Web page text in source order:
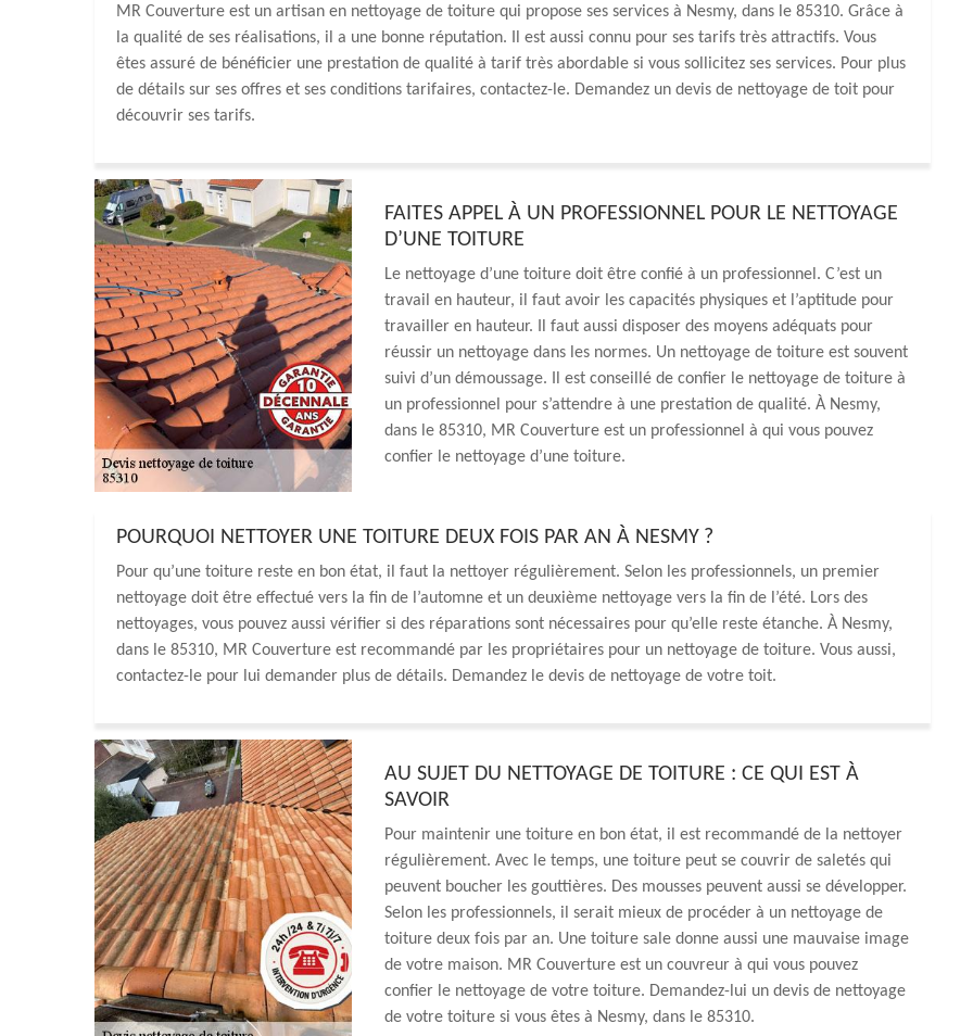
MR Couverture est un artisan en nettoyage de toiture qui propose ses services à Nesmy, dans le 85310. Grâce à
la qualité de ses réalisations, il a une bonne réputation. Il est aussi connu pour ses tarifs très attractifs. Vous
êtes assuré de bénéficier une prestation de qualité à tarif très abordable si vous sollicitez ses services. Pour plus
de détails sur ses offres et ses conditions tarifaires, contactez-le. Demandez un devis de nettoyage de toit pour
découvrir ses tarifs.
FAITES APPEL À UN PROFESSIONNEL POUR LE NETTOYAGE
D’UNE TOITURE
Le nettoyage d’une toiture doit être confié à un professionnel. C’est un
travail en hauteur, il faut avoir les capacités physiques et l’aptitude pour
travailler en hauteur. Il faut aussi disposer des moyens adéquats pour
réussir un nettoyage dans les normes. Un nettoyage de toiture est souvent
suivi d’un démoussage. Il est conseillé de confier le nettoyage de toiture à
un professionnel pour s’attendre à une prestation de qualité. À Nesmy,
dans le 85310, MR Couverture est un professionnel à qui vous pouvez
confier le nettoyage d’une toiture.
POURQUOI NETTOYER UNE TOITURE DEUX FOIS PAR AN À NESMY ?
Pour qu’une toiture reste en bon état, il faut la nettoyer régulièrement. Selon les professionnels, un premier
nettoyage doit être effectué vers la fin de l’automne et un deuxième nettoyage vers la fin de l’été. Lors des
nettoyages, vous pouvez aussi vérifier si des réparations sont nécessaires pour qu’elle reste étanche. À Nesmy,
dans le 85310, MR Couverture est recommandé par les propriétaires pour un nettoyage de toiture. Vous aussi,
contactez-le pour lui demander plus de détails. Demandez le devis de nettoyage de votre toit.
AU SUJET DU NETTOYAGE DE TOITURE : CE QUI EST À
SAVOIR
Pour maintenir une toiture en bon état, il est recommandé de la nettoyer
régulièrement. Avec le temps, une toiture peut se couvrir de saletés qui
peuvent boucher les gouttières. Des mousses peuvent aussi se développer.
Selon les professionnels, il serait mieux de procéder à un nettoyage de
toiture deux fois par an. Une toiture sale donne aussi une mauvaise image
de votre maison. MR Couverture est un couvreur à qui vous pouvez
confier le nettoyage de votre toiture. Demandez-lui un devis de nettoyage
de votre toiture si vous êtes à Nesmy, dans le 85310.